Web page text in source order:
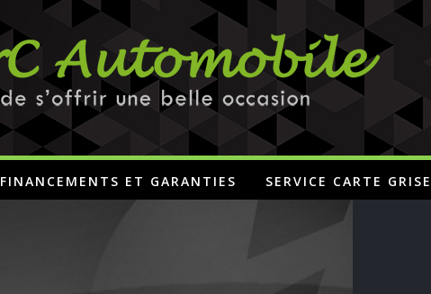
FINANCEMENTS ET GARANTIES SERVICE CARTE GRISE